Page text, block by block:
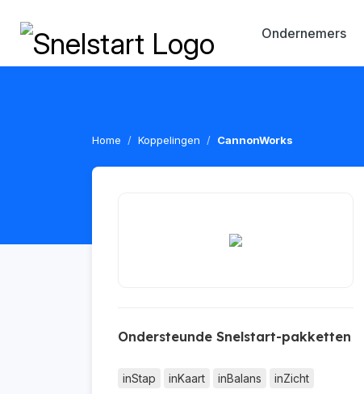
Ondernemers
Home Koppelingen CannonWorks
Ondersteunde Snelstart-pakketten
inStap inKaart inBalans
inZicht